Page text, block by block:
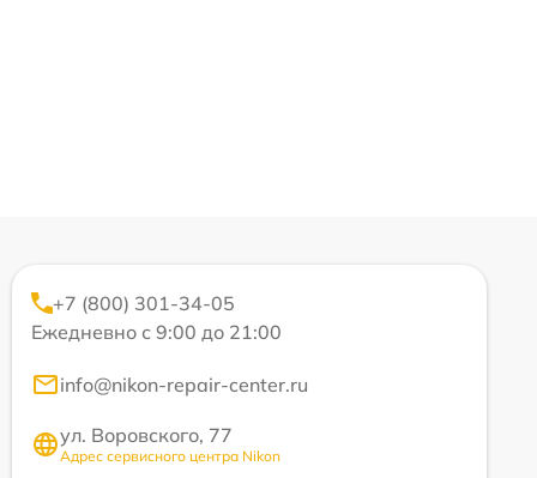
+7 (800) 301-34-05
Ежедневно с 9:00 до 21:00
info@nikon-repair-center.ru
ул. Воровского, 77
Адрес сервисного центра Nikon